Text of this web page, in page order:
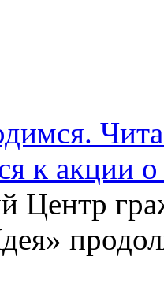
к акции
Центр